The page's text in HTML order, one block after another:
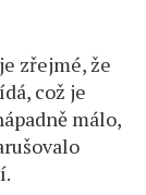
zřejmé, že
což je
málo,